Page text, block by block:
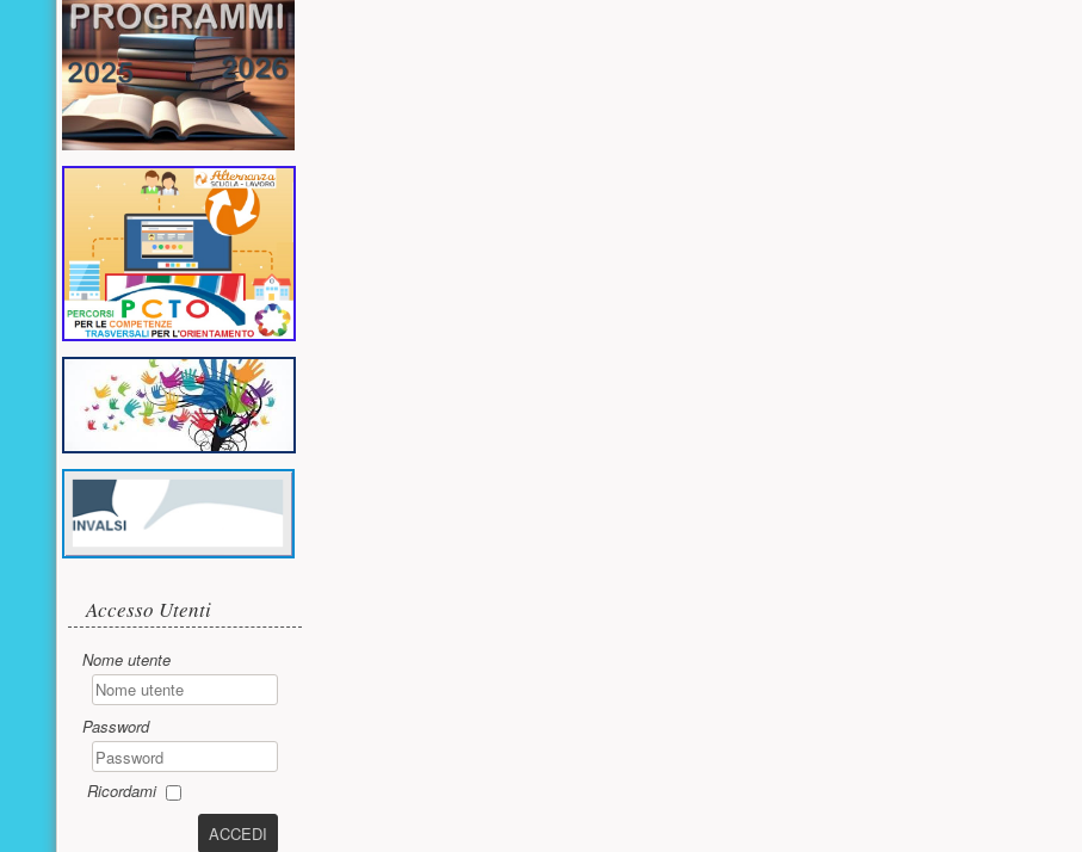
Accesso utente
Accesso Utenti
Nome utente
Password
Ricordami
ACCEDI